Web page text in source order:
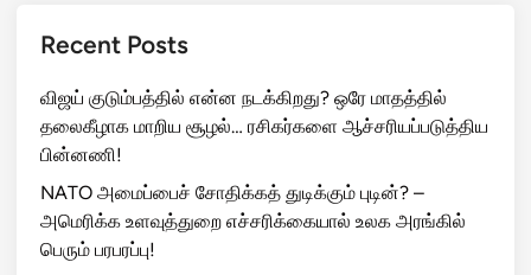
Recent Posts
விஜய் குடும்பத்தில் என்ன நடக்கிறது? ஒரே மாதத்தில்
தலைகீழாக மாறிய சூழல்… ரசிகர்களை ஆச்சரியப்படுத்திய
பின்னணி!
NATO அமைப்பைச் சோதிக்கத் துடிக்கும் புடின்? –
அமெரிக்க உளவுத்துறை எச்சரிக்கையால் உலக அரங்கில்
பெரும் பரபரப்பு!